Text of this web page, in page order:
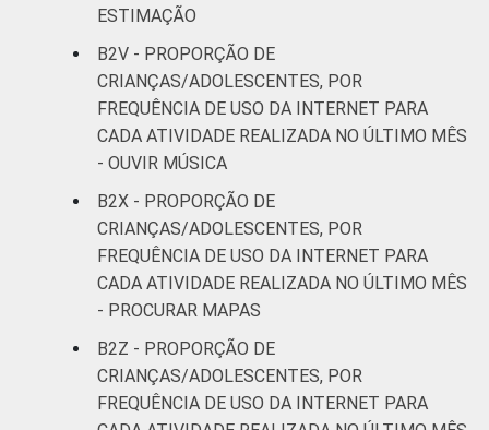
ESTIMAÇÃO
B2V - PROPORÇÃO DE
CRIANÇAS/ADOLESCENTES, POR
FREQUÊNCIA DE USO DA INTERNET PARA
CADA ATIVIDADE REALIZADA NO ÚLTIMO MÊS
- OUVIR MÚSICA
B2X - PROPORÇÃO DE
CRIANÇAS/ADOLESCENTES, POR
FREQUÊNCIA DE USO DA INTERNET PARA
CADA ATIVIDADE REALIZADA NO ÚLTIMO MÊS
- PROCURAR MAPAS
B2Z - PROPORÇÃO DE
CRIANÇAS/ADOLESCENTES, POR
FREQUÊNCIA DE USO DA INTERNET PARA